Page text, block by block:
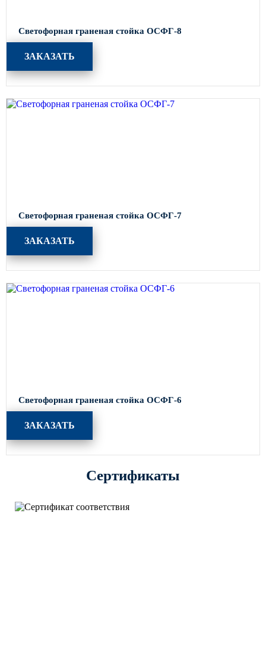
Светофорная граненая стойка ОСФГ-8
ЗАКАЗАТЬ
Светофорная граненая стойка ОСФГ-7
ЗАКАЗАТЬ
Светофорная граненая стойка ОСФГ-6
ЗАКАЗАТЬ
Сертификаты